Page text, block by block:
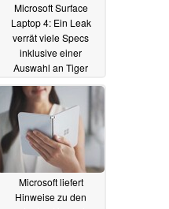
Microsoft Surface
Laptop 4: Ein Leak
verrät viele Specs
inklusive einer
Auswahl an Tiger
Lake- und AMD Ryzen-
CPUs 08.03.2021
Microsoft liefert
Hinweise zu den